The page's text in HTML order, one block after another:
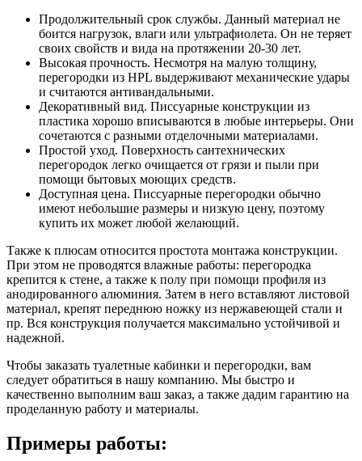
Продолжительный срок службы. Данный материал не
боится нагрузок, влаги или ультрафиолета. Он не теряет
своих свойств и вида на протяжении 20-30 лет.
Высокая прочность. Несмотря на малую толщину,
перегородки из HPL выдерживают механические удары
и считаются антивандальными.
Декоративный вид. Писсуарные конструкции из
пластика хорошо вписываются в любые интерьеры. Они
сочетаются с разными отделочными материалами.
Простой уход. Поверхность сантехнических
перегородок легко очищается от грязи и пыли при
помощи бытовых моющих средств.
Доступная цена. Писсуарные перегородки обычно
имеют небольшие размеры и низкую цену, поэтому
купить их может любой желающий.
Также к плюсам относится простота монтажа конструкции.
При этом не проводятся влажные работы: перегородка
крепится к стене, а также к полу при помощи профиля из
анодированного алюминия. Затем в него вставляют листовой
материал, крепят переднюю ножку из нержавеющей стали и
пр. Вся конструкция получается максимально устойчивой и
надежной.
Чтобы заказать туалетные кабинки и перегородки, вам
следует обратиться в нашу компанию. Мы быстро и
качественно выполним ваш заказ, а также дадим гарантию на
проделанную работу и материалы.
Примеры работы: